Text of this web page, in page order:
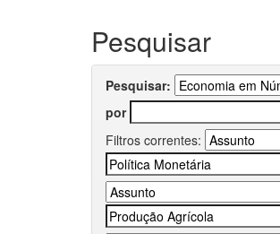
Pesquisar
Pesquisar:
por
Filtros correntes: